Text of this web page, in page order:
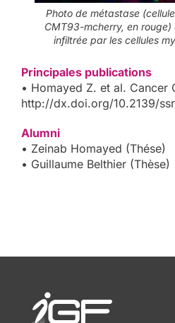
Photo de métastase
CMT93-mcherry, en rouge)
infiltrée par les cellules
Principales publications
• Homayed Z. et al. Cancer
http://dx.doi.org/10.2139/
Alumni
• Zeinab Homayed (Thése)
• Guillaume Belthier (Thèse)